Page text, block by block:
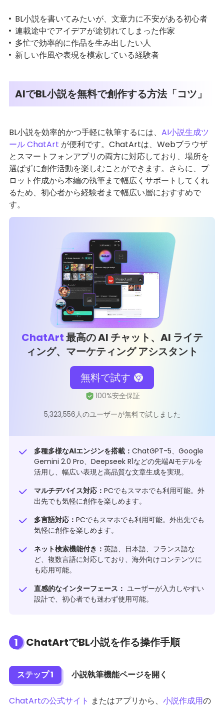
BL小説を書いてみたいが、文章力に不安がある初心者
連載途中でアイデアが途切れてしまった作家
多忙で効率的に作品を生み出したい人
新しい作風や表現を模索している経験者
AIでBL小説を無料で創作する方法「コツ」
BL小説を効率的かつ手軽に執筆するには、 AI小説生成ツ
ール ChatArt が便利です。ChatArtは、Webブラウザ
とスマートフォンアプリの両方に対応しており、場所を
選ばずに創作活動を楽しむことができます。さらに、プ
ロット作成から本編の執筆まで幅広くサポートしてくれ
るため、初心者から経験者まで幅広い層におすすめで
す。
ChatArt最高の AI チャット、AI ライテ
ィング、マーケティング アシスタント
無料で試す
5,323,556人のユーザーが無料で試しました
多種多様なAIエンジンを搭載： ChatGPT-5、Google
Gemini 2.0 Pro、Deepseek R1などの先端AIモデルを
活用し、幅広い表現と高品質な文章生成を実現。
マルチデバイス対応： PCでもスマホでも利用可能。外
出先でも気軽に創作を楽しめます。
多言語対応： PCでもスマホでも利用可能。外出先でも
気軽に創作を楽しめます。
ネット検索機能付き： 英語、日本語、フランス語な
ど、複数言語に対応しており、海外向けコンテンツに
も応用可能。
直感的なインターフェース： ユーザーが入力しやすい
設計で、初心者でも迷わず使用可能。
1 ChatArtでBL小説を作る操作手順
ステップ 1 小説執筆機能ページを開く
ChatArtの公式サイト またはアプリから、 小説作成用の